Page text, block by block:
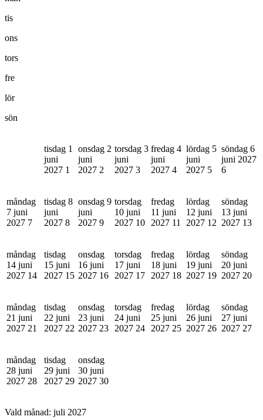
tis
ons
tors
fre
lör
sön
tisdag 1
juni
2027 1
onsdag 2
juni
2027 2
torsdag 3
juni
2027 3
fredag 4
juni
2027 4
lördag 5
juni
2027 5
söndag 6
juni 2027
6
måndag
7 juni
2027 7
tisdag 8
juni
2027 8
onsdag 9
juni
2027 9
torsdag
10 juni
2027 10
fredag
11 juni
2027 11
lördag
12 juni
2027 12
söndag
13 juni
2027 13
måndag
14 juni
2027 14
tisdag
15 juni
2027 15
onsdag
16 juni
2027 16
torsdag
17 juni
2027 17
fredag
18 juni
2027 18
lördag
19 juni
2027 19
söndag
20 juni
2027 20
måndag
21 juni
2027 21
tisdag
22 juni
2027 22
onsdag
23 juni
2027 23
torsdag
24 juni
2027 24
fredag
25 juni
2027 25
lördag
26 juni
2027 26
söndag
27 juni
2027 27
måndag
28 juni
2027 28
tisdag
29 juni
2027 29
onsdag
30 juni
2027 30
Vald månad: juli 2027